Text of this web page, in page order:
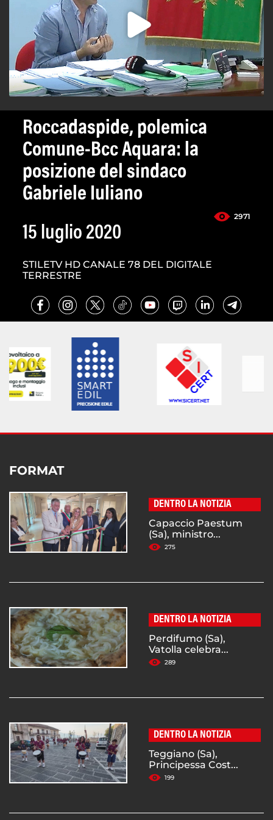
Roccadaspide, polemica
Comune-Bcc Aquara: la
posizione del sindaco
Gabriele Iuliano
2971
15 luglio 2020
STILETV HD CANALE 78 DEL DIGITALE
TERRESTRE
FORMAT
DENTRO LA NOTIZIA
Capaccio Paestum
(Sa), ministro...
275
DENTRO LA NOTIZIA
Perdifumo (Sa),
Vatolla celebra...
289
DENTRO LA NOTIZIA
Teggiano (Sa),
Principessa Cost...
199